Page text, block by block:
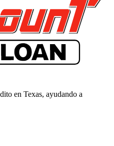
en Texas, ayudando a